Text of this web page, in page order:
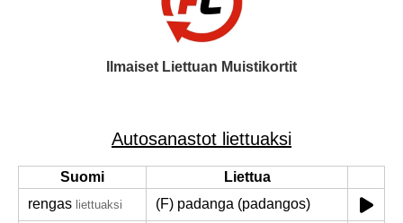
Ilmaiset Liettuan Muistikortit
Autosanastot liettuaksi
Suomi
Liettua
rengas liettuaksi
(F) padanga (padangos)